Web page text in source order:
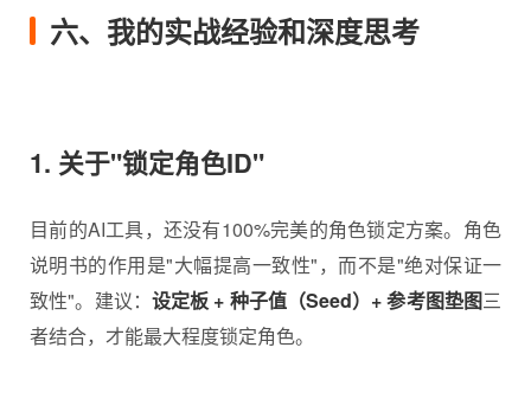
六、我的实战经验和深度思考
1. 关于"锁定角色ID"
目前的AI工具，还没有100%完美的角色锁定方案。角色
说明书的作用是"大幅提高一致性"，而不是"绝对保证一
致性"。建议： 设定板 + 种子值（Seed）+ 参考图垫图三
者结合，才能最大程度锁定角色。